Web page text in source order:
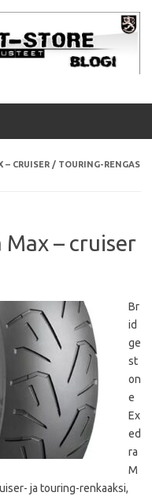
– CRUISER / TOURING-RENGAS
– cruiser
Br
id
ge
st
on
e
Ex
ed
ra
M
ja touring-renkaaksi,